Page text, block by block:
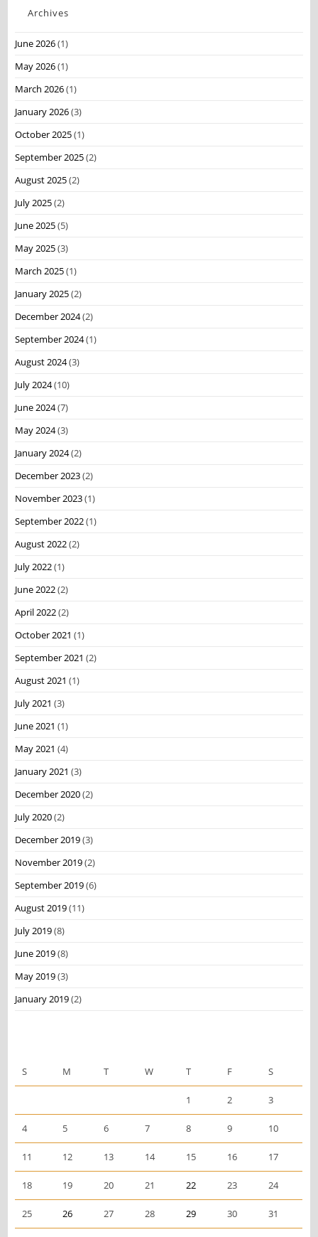
Archives
June 2026(1)
May 2026(1)
March 2026(1)
January 2026(3)
October 2025(1)
September 2025(2)
August 2025(2)
July 2025(2)
June 2025(5)
May 2025(3)
March 2025(1)
January 2025(2)
December 2024(2)
September 2024(1)
August 2024(3)
July 2024(10)
June 2024(7)
May 2024(3)
January 2024(2)
December 2023(2)
November 2023(1)
September 2022(1)
August 2022(2)
July 2022(1)
June 2022(2)
April 2022(2)
October 2021 (1)
September 2021 (2)
August 2021 (1)
July 2021 (3)
June 2021 (1)
May 2021 (4)
January 2021 (3)
December 2020(2)
July 2020(2)
December 2019(3)
November 2019(2)
September 2019(6)
August 2019(11)
July 2019(8)
June 2019(8)
May 2019(3)
January 2019(2)
S
M T W T F S
1 2 3
4 5 6 7 8 9 10
11 12 13 14 15 16 17
18 19 20 21 22 23 24
25 26 27 28 29 30 31